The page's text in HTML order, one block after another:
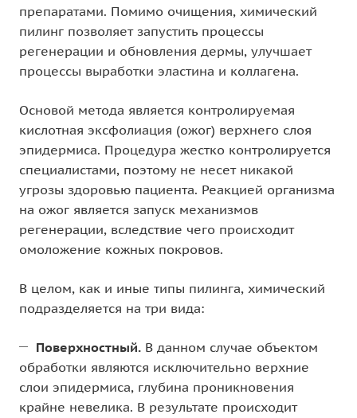
препаратами. Помимо очищения, химический
пилинг позволяет запустить процессы
регенерации и обновления дермы, улучшает
процессы выработки эластина и коллагена.
Основой метода является контролируемая
кислотная эксфолиация (ожог) верхнего слоя
эпидермиса. Процедура жестко контролируется
специалистами, поэтому не несет никакой
угрозы здоровью пациента. Реакцией организма
на ожог является запуск механизмов
регенерации, вследствие чего происходит
омоложение кожных покровов.
В целом, как и иные типы пилинга, химический
подразделяется на три вида:
Поверхностный. В данном случае объектом
обработки являются исключительно верхние
слои эпидермиса, глубина проникновения
крайне невелика. В результате происходит